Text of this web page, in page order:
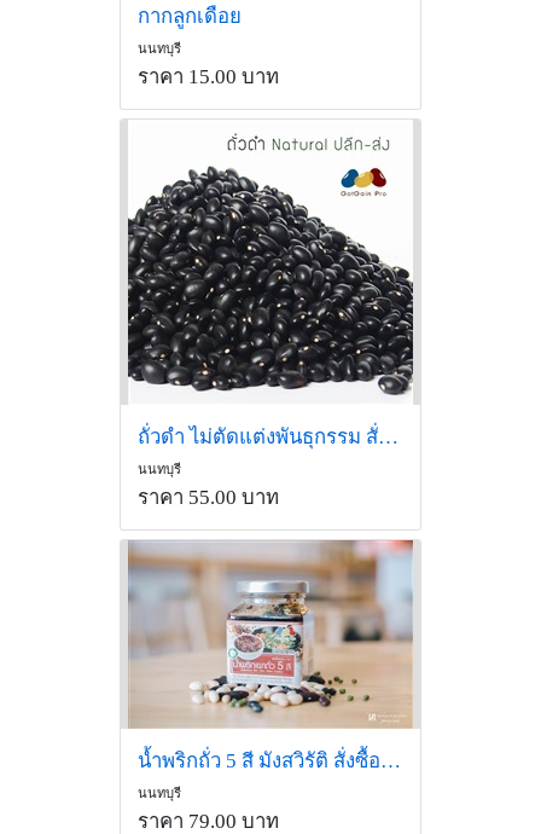
กากลูกเดือย
นนทบุรี
ราคา 15.00 บาท
ถั่วดำ ไม่ตัดแต่งพันธุกรรม สั่งซื้อLine id:@gotgainpro
นนทบุรี
ราคา 55.00 บาท
น้ำพริกถั่ว 5 สี มังสวิรัติ สั่งซื้อ Line id: @gotgainpro
นนทบุรี
ราคา 79.00 บาท